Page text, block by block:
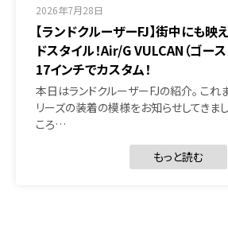
2026年7月28日
【ランドクルーザーFJ】街中にも映
ドスタイル！Air/G VULCAN（ゴース
17インチでカスタム！
本日はランドクルーザーFJの紹介。 これ
リーズの装着の模様をお知らせしてきま
ころ…
もっと読む